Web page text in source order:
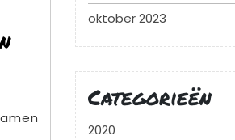
oktober 2023
Categorieën
2020